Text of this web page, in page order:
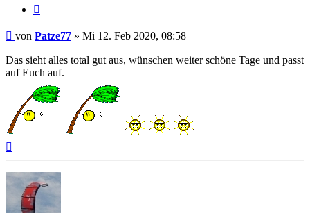
Beitrag
von Patze77 » Mi 12. Feb 2020, 08:58
Das sieht alles total gut aus, wünschen weiter schöne Tage und passt
auf Euch auf.